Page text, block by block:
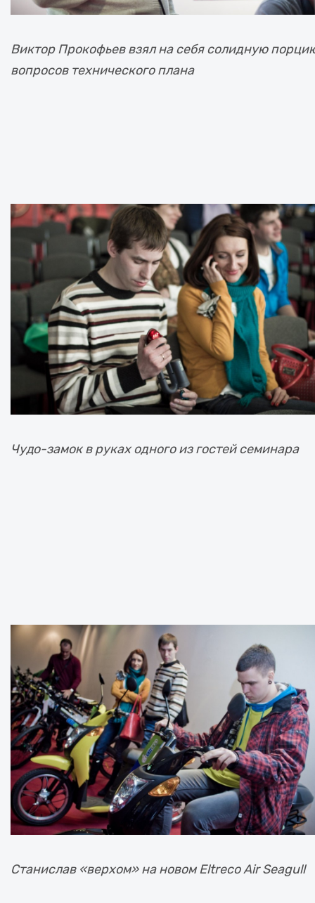
Виктор Прокофьев взял на себя солидную
вопросов технического плана
Чудо-замок в руках одного из гостей семинара
Станислав «верхом» на новом Eltreco Air Seagull